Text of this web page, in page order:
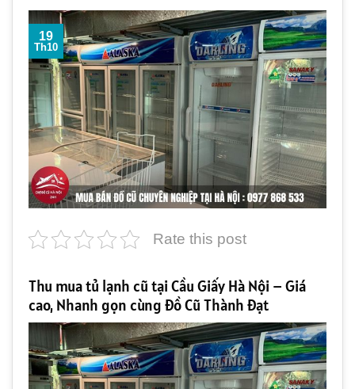
19
Th10
Rate this post
Thu mua tủ lạnh cũ tại Cầu Giấy Hà Nội – Giá
cao, Nhanh gọn cùng Đồ Cũ Thành Đạt